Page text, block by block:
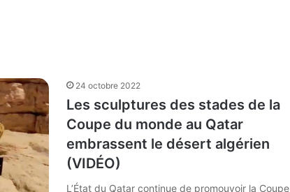
24 octobre 2022
Les sculptures des stades de la
Coupe du monde au Qatar
embrassent le désert algérien
(VIDÉO)
L’État du Qatar continue de promouvoir la Coupe